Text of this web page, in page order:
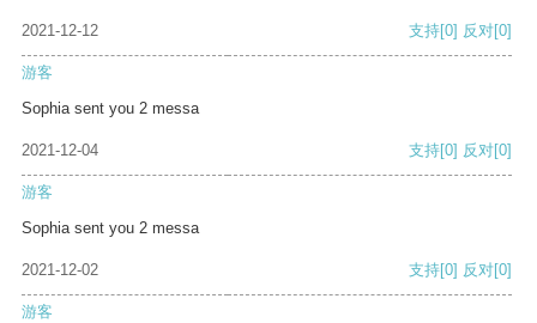
2021-12-12 支持[0] 反对[0]
游客
Sophia sent you 2 messa
2021-12-04 支持[0] 反对[0]
游客
Sophia sent you 2 messa
2021-12-02 支持[0] 反对[0]
游客